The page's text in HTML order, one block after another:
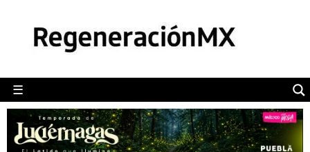
☰
POLÍTICA
CAMALEÓN
OPINIÓN